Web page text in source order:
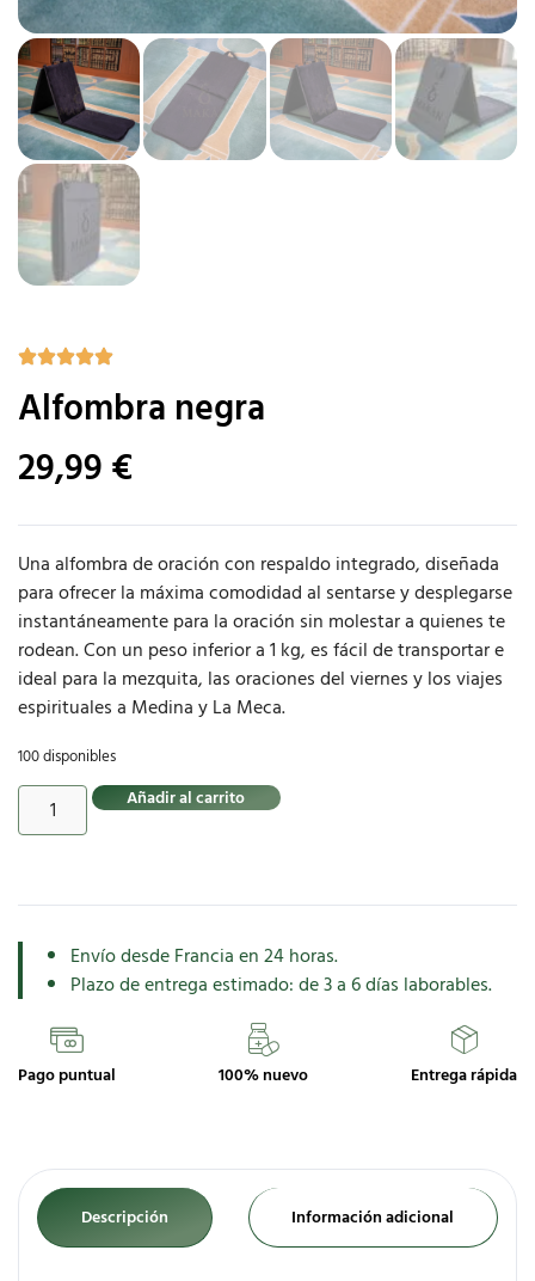
Alfombra negra
29,99€
Una alfombra de oración con respaldo integrado, diseñada
para ofrecer la máxima comodidad al sentarse y desplegarse
instantáneamente para la oración sin molestar a quienes te
rodean. Con un peso inferior a 1 kg, es fácil de transportar e
ideal para la mezquita, las oraciones del viernes y los viajes
espirituales a Medina y La Meca.
100 disponibles
Añadir al carrito
Envío desde Francia en 24 horas.
Plazo de entrega estimado: de 3 a 6 días laborables.
Pago puntual 100% nuevo Entrega rápida
Descripción Información adicional